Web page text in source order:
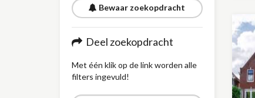
Bewaar zoekopdracht
Deel zoekopdracht
Met één klik op de link worden alle
filters ingevuld!